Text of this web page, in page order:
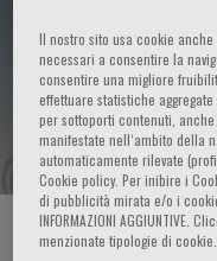
XLIV Corso
Alterazioni
HOME PAGE / CURSOS
Il nostro sito usa cookie
necessari a consentire la
consentire una migliore
effettuare statistiche
per sottoporti contenuti,
manifestate nell‘ambito della
automaticamente rilevate
Cookie policy. Per inibire i
di pubblicità mirata e/o i
INFORMAZIONI AGGIUNTIVE.
menzionate tipologie di cookie.